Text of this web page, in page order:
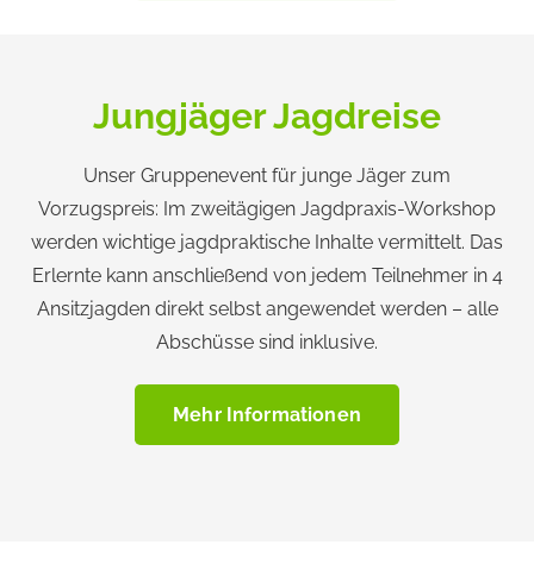
Jungjäger Jagdreise
Unser Gruppenevent für junge Jäger zum
Vorzugspreis: Im zweitägigen Jagdpraxis-Workshop
werden wichtige jagdpraktische Inhalte vermittelt. Das
Erlernte kann anschließend von jedem Teilnehmer in 4
Ansitzjagden direkt selbst angewendet werden – alle
Abschüsse sind inklusive.
Mehr Informationen